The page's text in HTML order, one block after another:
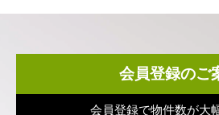
会員登録のご
会員登録で物件数が大